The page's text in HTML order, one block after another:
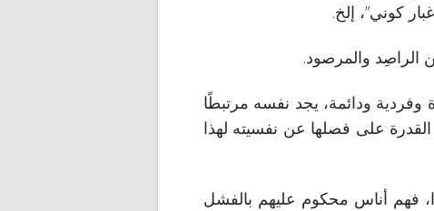
كوني”، إلخ.
الراصِد والمرصود.
وفردية ودائمة، يجد نفسه مرتبطًا
على فصلها عن نفسيته لهذا
فهم أناس محكوم عليهم بالفشل